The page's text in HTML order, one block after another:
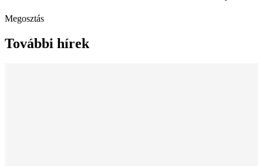
Megosztás
További hírek